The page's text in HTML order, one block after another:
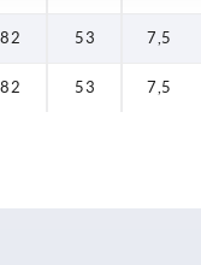
82 53 7,5
82 53 7,5